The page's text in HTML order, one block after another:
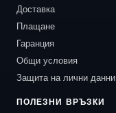
Доставка
Плащане
Гаранция
Общи условия
Защита на лични данни
ПОЛЕЗНИ ВРЪЗКИ